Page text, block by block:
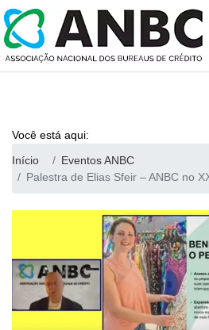
Você está aqui:
Início
Eventos ANBC
Palestra de Elias Sfeir – ANBC no